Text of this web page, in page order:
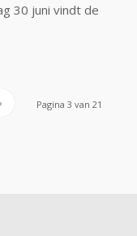
30 juni vindt de
Pagina 3 van 21
›